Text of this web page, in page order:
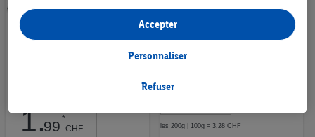
1.99 *
CHF
Steak de thon MSC
6
les 200g | 100g = 3,28 CHF
statistiques ou la publicité personnalisée à l'intérieur et à
l'extérieur des services Lidl. Si tu es membre du programme Lidl
Plus, des données relatives à ton comportement d'achat en
Sous « Personnaliser », tu peux autoriser certaines finalités
données.
Refuser
Personnaliser
Accepter